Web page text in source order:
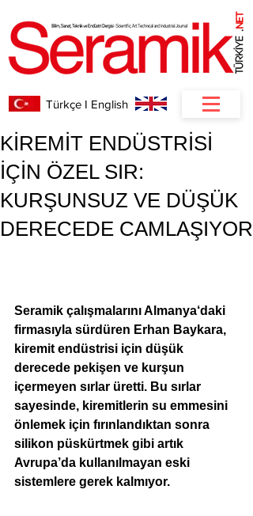
.
NET
Türkçe I English
KİREMİT ENDÜSTRİSİ
İÇİN ÖZEL SIR:
KURŞUNSUZ VE DÜŞÜK
DERECEDE CAMLAŞIYOR
Seramik çalışmalarını Almanya‘daki
firmasıyla sürdüren Erhan Baykara,
kiremit endüstrisi için düşük
derecede pekişen ve kurşun
içermeyen sırlar üretti. Bu sırlar
sayesinde, kiremitlerin su emmesini
önlemek için fırınlandıktan sonra
silikon püskürtmek gibi artık
Avrupa’da kullanılmayan eski
sistemlere gerek kalmıyor.